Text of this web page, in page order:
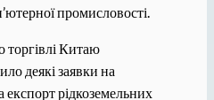
промисловості.
торгівлі Китаю
деякі заявки на
експорт рідкоземельних